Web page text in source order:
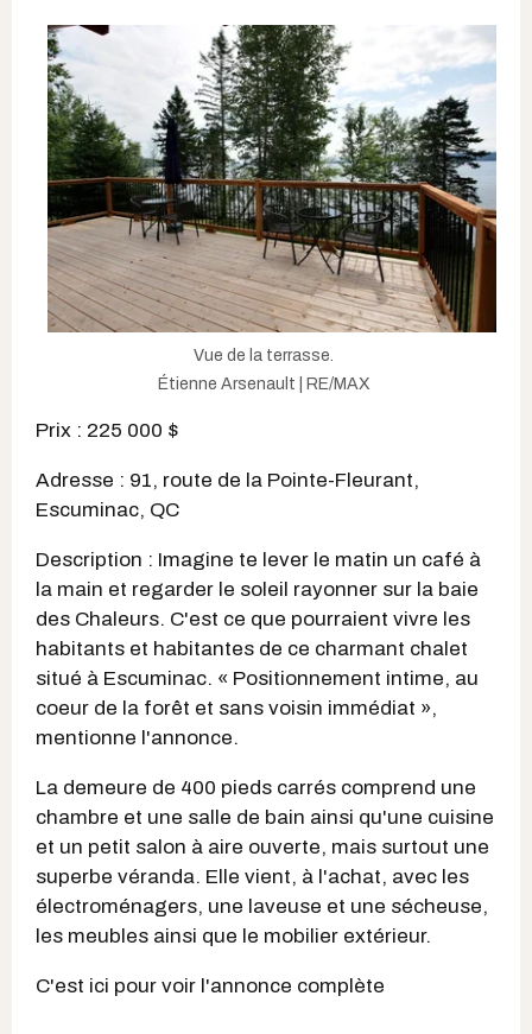
Vue de la terrasse.
Étienne Arsenault | RE/MAX
Prix : 225 000 $
Adresse : 91, route de la Pointe-Fleurant,
Escuminac, QC
Description : Imagine te lever le matin un café à
la main et regarder le soleil rayonner sur la baie
des Chaleurs. C'est ce que pourraient vivre les
habitants et habitantes de ce charmant chalet
situé à Escuminac. « Positionnement intime, au
coeur de la forêt et sans voisin immédiat »,
mentionne l'annonce.
La demeure de 400 pieds carrés comprend une
chambre et une salle de bain ainsi qu'une cuisine
et un petit salon à aire ouverte, mais surtout une
superbe véranda. Elle vient, à l'achat, avec les
électroménagers, une laveuse et une sécheuse,
les meubles ainsi que le mobilier extérieur.
C'est ici pour voir l'annonce complète